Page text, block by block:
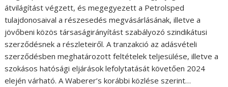
átvilágítást végzett, és megegyezett a Petrolsped
tulajdonosaival a részesedés megvásárlásának, illetve a
jövőbeni közös társaságirányítást szabályozó szindikátusi
szerződésnek a részleteiről. A tranzakció az adásvételi
szerződésben meghatározott feltételek teljesülése, illetve a
szokásos hatósági eljárások lefolytatását követően 2024
elején várható. A Waberer’s korábbi közlése szerint…